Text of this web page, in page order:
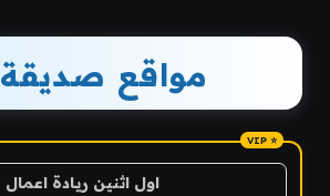
مواقع صديقة
اول اثنين ريادة اعمال